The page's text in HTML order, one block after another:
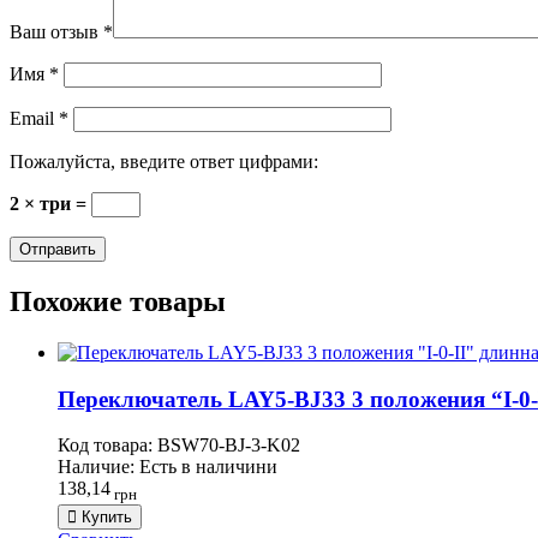
Ваш отзыв *
Имя *
Email *
Пожалуйста, введите ответ цифрами:
2 × три =
Похожие товары
Переключатель LAY5-BJ33 3 положения “I-
Код товара: BSW70-BJ-3-K02
Наличие: Есть в наличини
138,14 грн
Купить